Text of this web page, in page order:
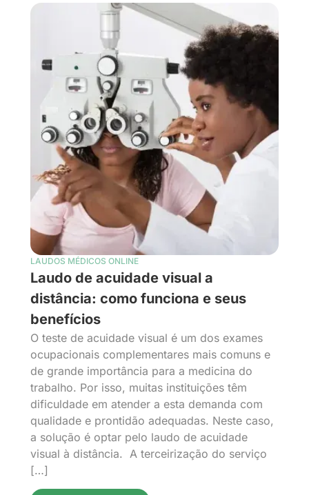
LAUDOS MÉDICOS ONLINE
Laudo de acuidade visual a
distância: como funciona e seus
benefícios
O teste de acuidade visual é um dos exames
ocupacionais complementares mais comuns e
de grande importância para a medicina do
trabalho. Por isso, muitas instituições têm
dificuldade em atender a esta demanda com
qualidade e prontidão adequadas. Neste caso,
a solução é optar pelo laudo de acuidade
visual à distância. A terceirização do serviço
[…]